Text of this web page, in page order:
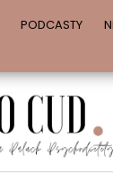
PODCASTY